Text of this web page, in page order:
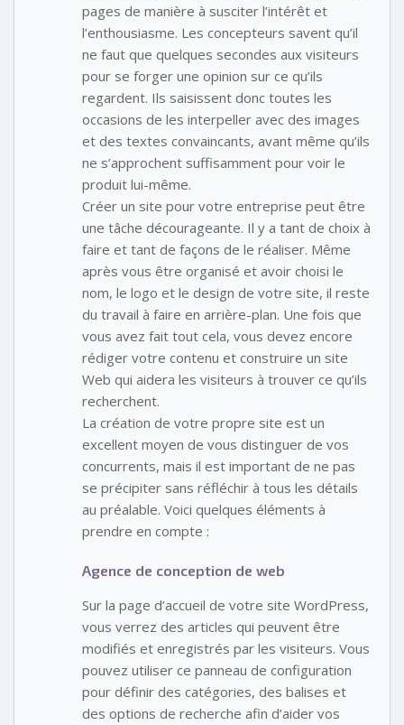
pages de manière à susciter l’intérêt et
l’enthousiasme. Les concepteurs savent qu’il
ne faut que quelques secondes aux visiteurs
pour se forger une opinion sur ce qu’ils
regardent. Ils saisissent donc toutes les
occasions de les interpeller avec des images
et des textes convaincants, avant même qu’ils
ne s’approchent suffisamment pour voir le
produit lui-même.
Créer un site pour votre entreprise peut être
une tâche décourageante. Il y a tant de choix à
faire et tant de façons de le réaliser. Même
après vous être organisé et avoir choisi le
nom, le logo et le design de votre site, il reste
du travail à faire en arrière-plan. Une fois que
vous avez fait tout cela, vous devez encore
rédiger votre contenu et construire un site
Web qui aidera les visiteurs à trouver ce qu’ils
recherchent.
La création de votre propre site est un
excellent moyen de vous distinguer de vos
concurrents, mais il est important de ne pas
se précipiter sans réfléchir à tous les détails
au préalable. Voici quelques éléments à
prendre en compte :
Agence de conception de web
Sur la page d’accueil de votre site WordPress,
vous verrez des articles qui peuvent être
modifiés et enregistrés par les visiteurs. Vous
pouvez utiliser ce panneau de configuration
pour définir des catégories, des balises et
des options de recherche afin d’aider vos